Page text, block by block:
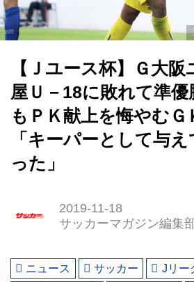
【Ｊユース杯】Ｇ大
屋Ｕ－18に敗れて準優
もＰＫ献上を悔やむＧ
「キーパーとして与
った」
2019-11-18
サッカーマガジン編集
ニュース サッカー
Jリー